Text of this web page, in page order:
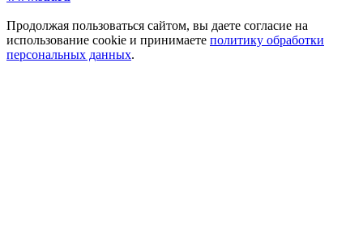
Продолжая пользоваться сайтом, вы даете согласие на
использование cookie и принимаете политику обработки
персональных данных.